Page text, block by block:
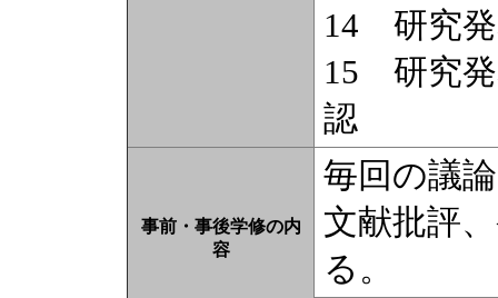
14 研究発
15 研究発
認
事前・事後学修の内
容
毎回の議
文献批評
る。